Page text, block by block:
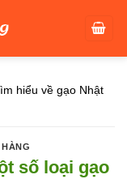
hiểu về gạo Nhật
số loại gạo